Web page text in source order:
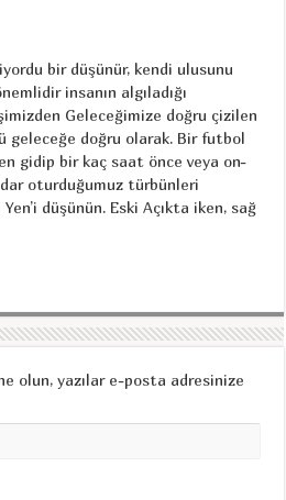
bir düşünür, kendi ulusunu
insanın algıladığı
Geleceğimize doğru çizilen
geleceğe doğru olarak. Bir futbol
gidip bir kaç saat önce veya on-
oturduğumuz türbünleri
düşünün. Eski Açıkta iken, sağ
olun, yazılar e-posta adresinize